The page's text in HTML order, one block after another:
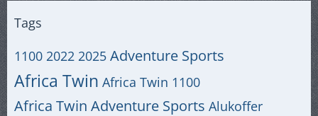
Tags
1100 2022 2025 Adventure Sports
Africa Twin Africa Twin 1100
Africa Twin Adventure Sports Alukoffer